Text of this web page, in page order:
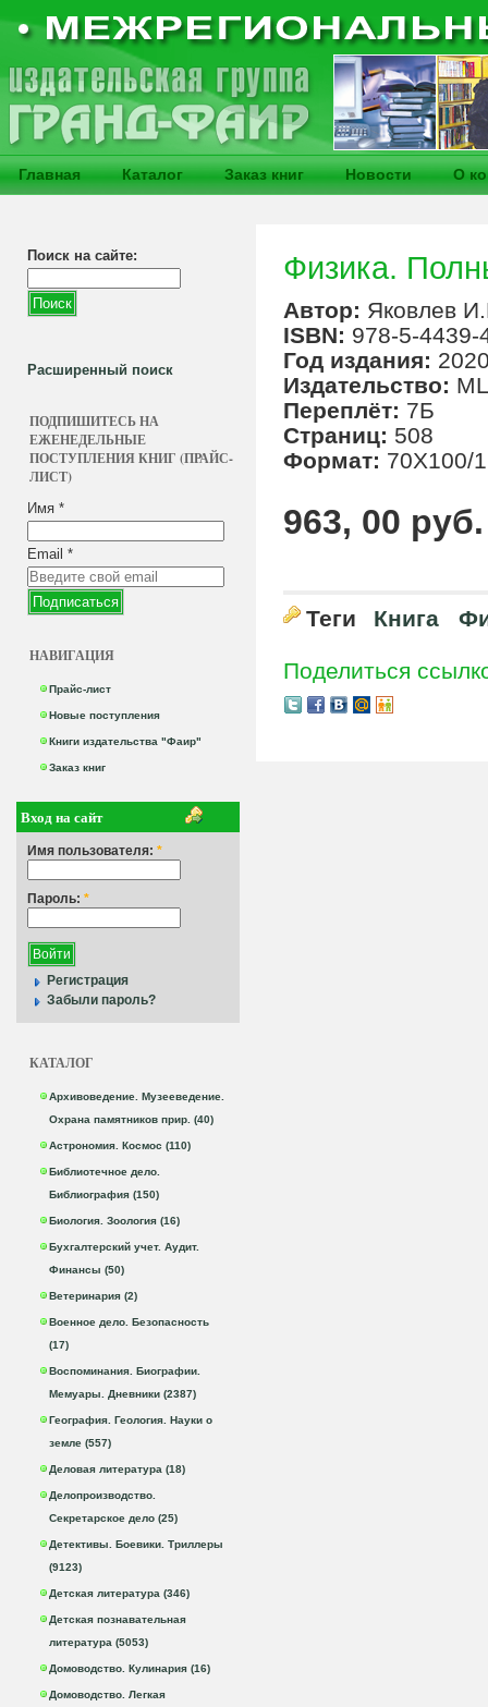
Главная Каталог Заказ книг Новости О
Поиск на сайте:
Расширенный поиск
ПОДПИШИТЕСЬ НА
ЕЖЕНЕДЕЛЬНЫЕ
ПОСТУПЛЕНИЯ КНИГ (ПРАЙС-
ЛИСТ)
Имя *
Email *
НАВИГАЦИЯ
Прайс-лист
Новые поступления
Книги издательства "Фаир"
Заказ книг
Вход на сайт
Имя пользователя: *
Пароль: *
Регистрация
Забыли пароль?
КАТАЛОГ
Архивоведение. Музееведение.
Охрана памятников прир. (40)
Астрономия. Космос (110)
Библиотечное дело.
Библиография (150)
Биология. Зоология (16)
Бухгалтерский учет. Аудит.
Финансы (50)
Ветеринария (2)
Военное дело. Безопасность
(17)
Воспоминания. Биографии.
Мемуары. Дневники (2387)
География. Геология. Науки о
земле (557)
Деловая литература (18)
Делопроизводство.
Секретарское дело (25)
Детективы. Боевики. Триллеры
(9123)
Детская литература (346)
Детская познавательная
литература (5053)
Домоводство. Кулинария (16)
Домоводство. Легкая
Физика.
Автор: Яковлев
ISBN: 978-5-4439-
Год издания:
Издательство:
Переплёт: 7Б
Страниц: 508
Формат: 70Х100/
963, 00 руб.
Теги Книга
Поделиться